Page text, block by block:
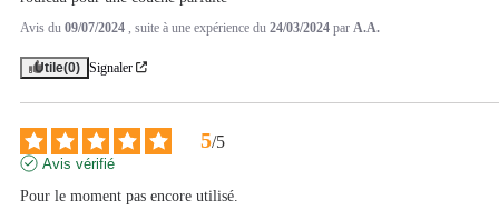
Avis du 09/07/2024 , suite à une expérience du 24/03/2024 par A.A.
Utile(0) Signaler
5/5
Avis vérifié
Pour le moment pas encore utilisé.